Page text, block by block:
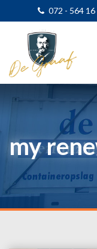
072 - 564 16
my